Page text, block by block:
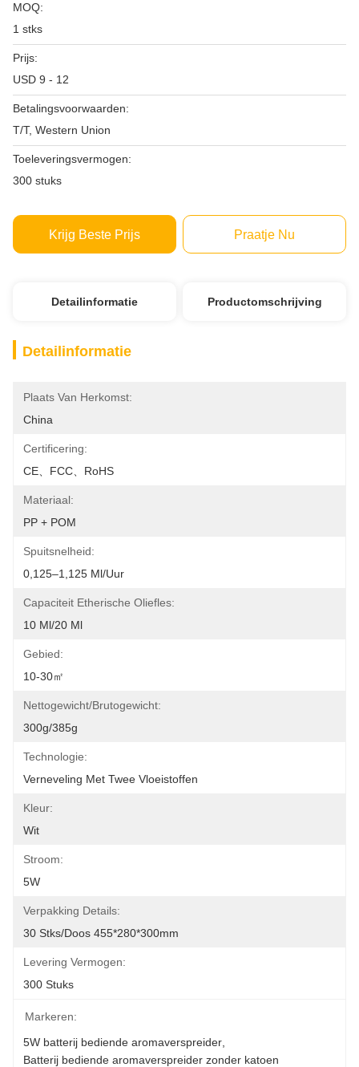
MOQ:
1 stks
Prijs:
USD 9 - 12
Betalingsvoorwaarden:
T/T, Western Union
Toeleveringsvermogen:
300 stuks
Krijg Beste Prijs Praatje Nu
Detailinformatie Productomschrijving
Detailinformatie
Plaats Van Herkomst:
China
Certificering:
CE、FCC、RoHS
Materiaal:
PP + POM
Spuitsnelheid:
0,125–1,125 Ml/uur
Capaciteit Etherische Oliefles:
10 Ml/20 Ml
Gebied:
10-30㎡
Nettogewicht/brutogewicht:
300g/385g
Technologie:
Verneveling Met Twee Vloeistoffen
Kleur:
Wit
Stroom:
5W
Verpakking Details:
30 Stks/doos 455*280*300mm
Levering Vermogen:
300 Stuks
Markeren:
5W batterij bediende aromaverspreider
Batterij bediende aromaverspreider zonder katoen